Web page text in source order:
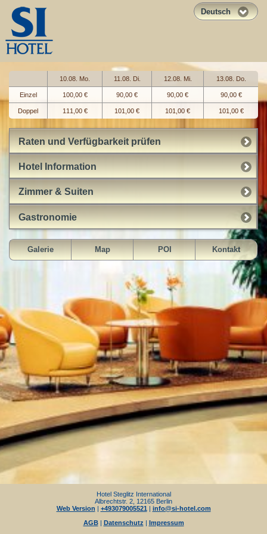
Deutsch
10.08. Mo. 11.08. Di. 12.08. Mi. 13.08. Do.
Einzel 100,00 € 90,00 € 90,00 € 90,00 €
Doppel 111,00 € 101,00 € 101,00 € 101,00 €
Raten und Verfügbarkeit prüfen
Hotel Information
Zimmer & Suiten
Gastronomie
Galerie Map POI Kontakt
Hotel Steglitz International
Albrechtstr. 2, 12165 Berlin
Web Version | +493079005521 | info@si-hotel.com
AGB| Datenschutz | Impressum